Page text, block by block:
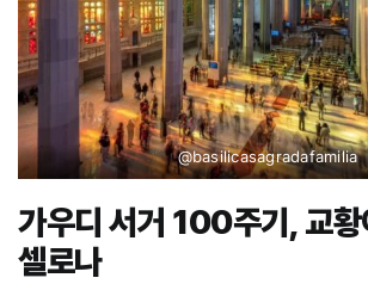
@basilicasagradafamilia
가우디 서거 100주기, 교황
셀로나